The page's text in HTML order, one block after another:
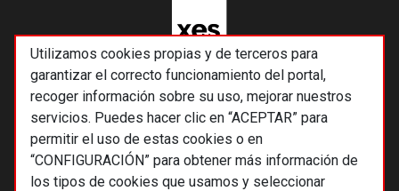
Utilizamos cookies propias y de terceros para
garantizar el correcto funcionamiento del portal,
recoger información sobre su uso, mejorar nuestros
servicios. Puedes hacer clic en “ACEPTAR” para
permitir el uso de estas cookies o en
“CONFIGURACIÓN” para obtener más información de
los tipos de cookies que usamos y seleccionar